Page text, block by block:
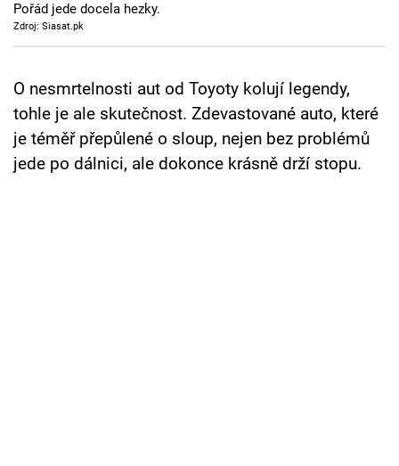
Pořady
Sledujte prima+
Přihlášení
Pořád jede docela hezky.
Zdroj: Siasat.pk
O nesmrtelnosti aut od Toyoty kolují legendy,
tohle je ale skutečnost. Zdevastované auto, které
je téměř přepůlené o sloup, nejen bez problémů
jede po dálnici, ale dokonce krásně drží stopu.